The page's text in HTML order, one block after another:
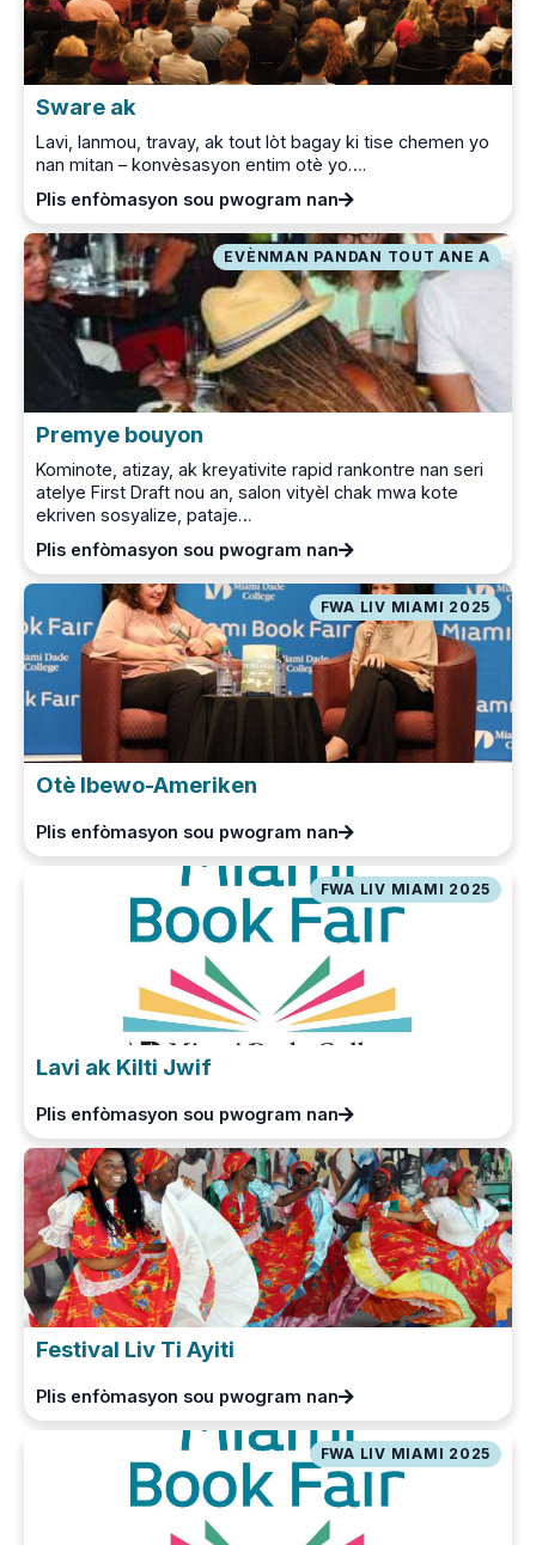
Sware ak
Lavi, lanmou, travay, ak tout lòt bagay ki tise chemen yo
nan mitan – konvèsasyon entim otè yo….
Plis enfòmasyon sou pwogram nan
EVÈNMAN PANDAN TOUT ANE A
Premye bouyon
Kominote, atizay, ak kreyativite rapid rankontre nan seri
atelye First Draft nou an, salon vityèl chak mwa kote
ekriven sosyalize, pataje…
Plis enfòmasyon sou pwogram nan
FWA LIV MIAMI 2025
Otè Ibewo-Ameriken
Plis enfòmasyon sou pwogram nan
FWA LIV MIAMI 2025
Lavi ak Kilti Jwif
Plis enfòmasyon sou pwogram nan
Festival Liv Ti Ayiti
Plis enfòmasyon sou pwogram nan
FWA LIV MIAMI 2025